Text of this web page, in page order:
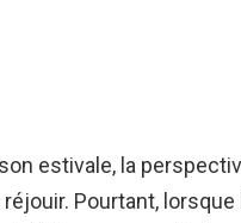
estivale, la
réjouir. Pourtant,